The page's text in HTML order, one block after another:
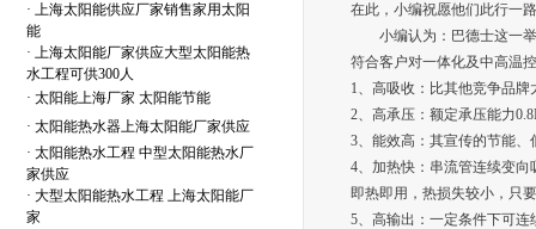
· 上海太阳能供应厂家销售家用太阳
能
· 上海太阳能厂家供应大型太阳能热
水工程可供300人
· 太阳能上海厂家 太阳能节能
· 太阳能热水器上海太阳能厂家供应
· 太阳能热水工程 中型太阳能热水厂
家供应
· 大型太阳能热水工程 上海太阳能厂
家
在此，小编祝愿他们此行一
小编认为：巴德士这一举
符合客户对一体化及中高温
1、高吸收：比其他竞争品
2、高承压：额定承压能力
3、能效高：其宣传的节能
4、加热快：串流管连续变
即热即用，热损失较小，只
5、高输出：一定条件下可连